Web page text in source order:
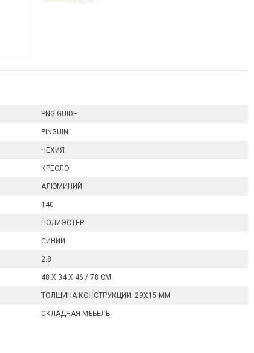
PNG GUIDE
PINGUIN
ЧЕХИЯ
КРЕСЛО
АЛЮМИНИЙ
140
ПОЛИЭСТЕР
СИНИЙ
2.8
48 Х 34 Х 46 / 78 СМ
ТОЛЩИНА КОНСТРУКЦИИ: 29Х15 ММ
СКЛАДНАЯ МЕБЕЛЬ